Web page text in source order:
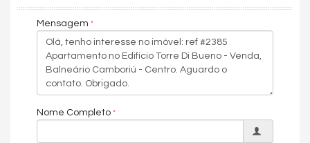
Mensagem
Nome Completo